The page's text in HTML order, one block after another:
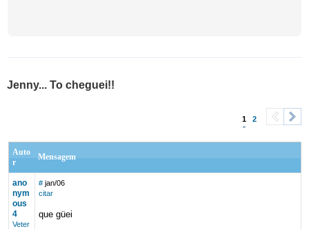
Jenny... To cheguei!!
1 2
Auto
r
Mensagem
ano
nym
ous
4
Veter
# jan/06
citar
que güei